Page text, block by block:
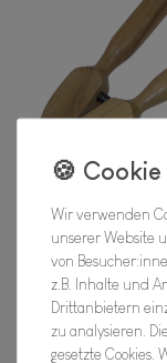
Koch- und
Wir verwenden
unserer Website
von
z.B. Inhalte und
Drittanbietern
zu analysieren.
gesetzte Cookies.